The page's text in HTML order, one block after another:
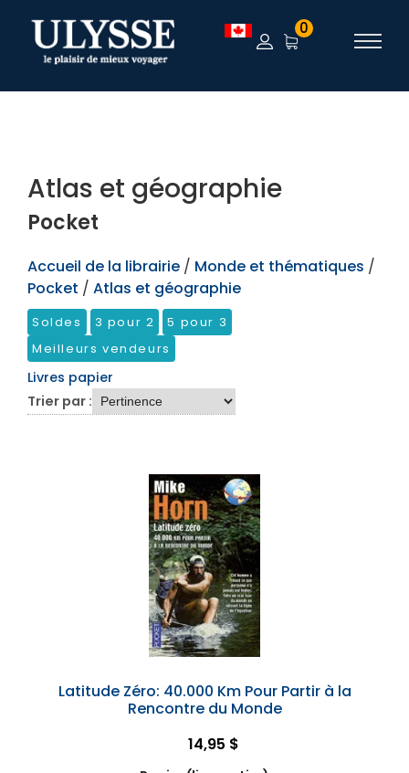
TEST 0
Atlas et géographie
Pocket
Accueil de la librairie / Monde et thématiques /
Pocket / Atlas et géographie
Soldes 3 pour 2
5 pour 3
Meilleurs vendeurs
Livres papier
Trier par :
Latitude Zéro: 40.000 Km Pour Partir à la
Rencontre du Monde
14,95 $